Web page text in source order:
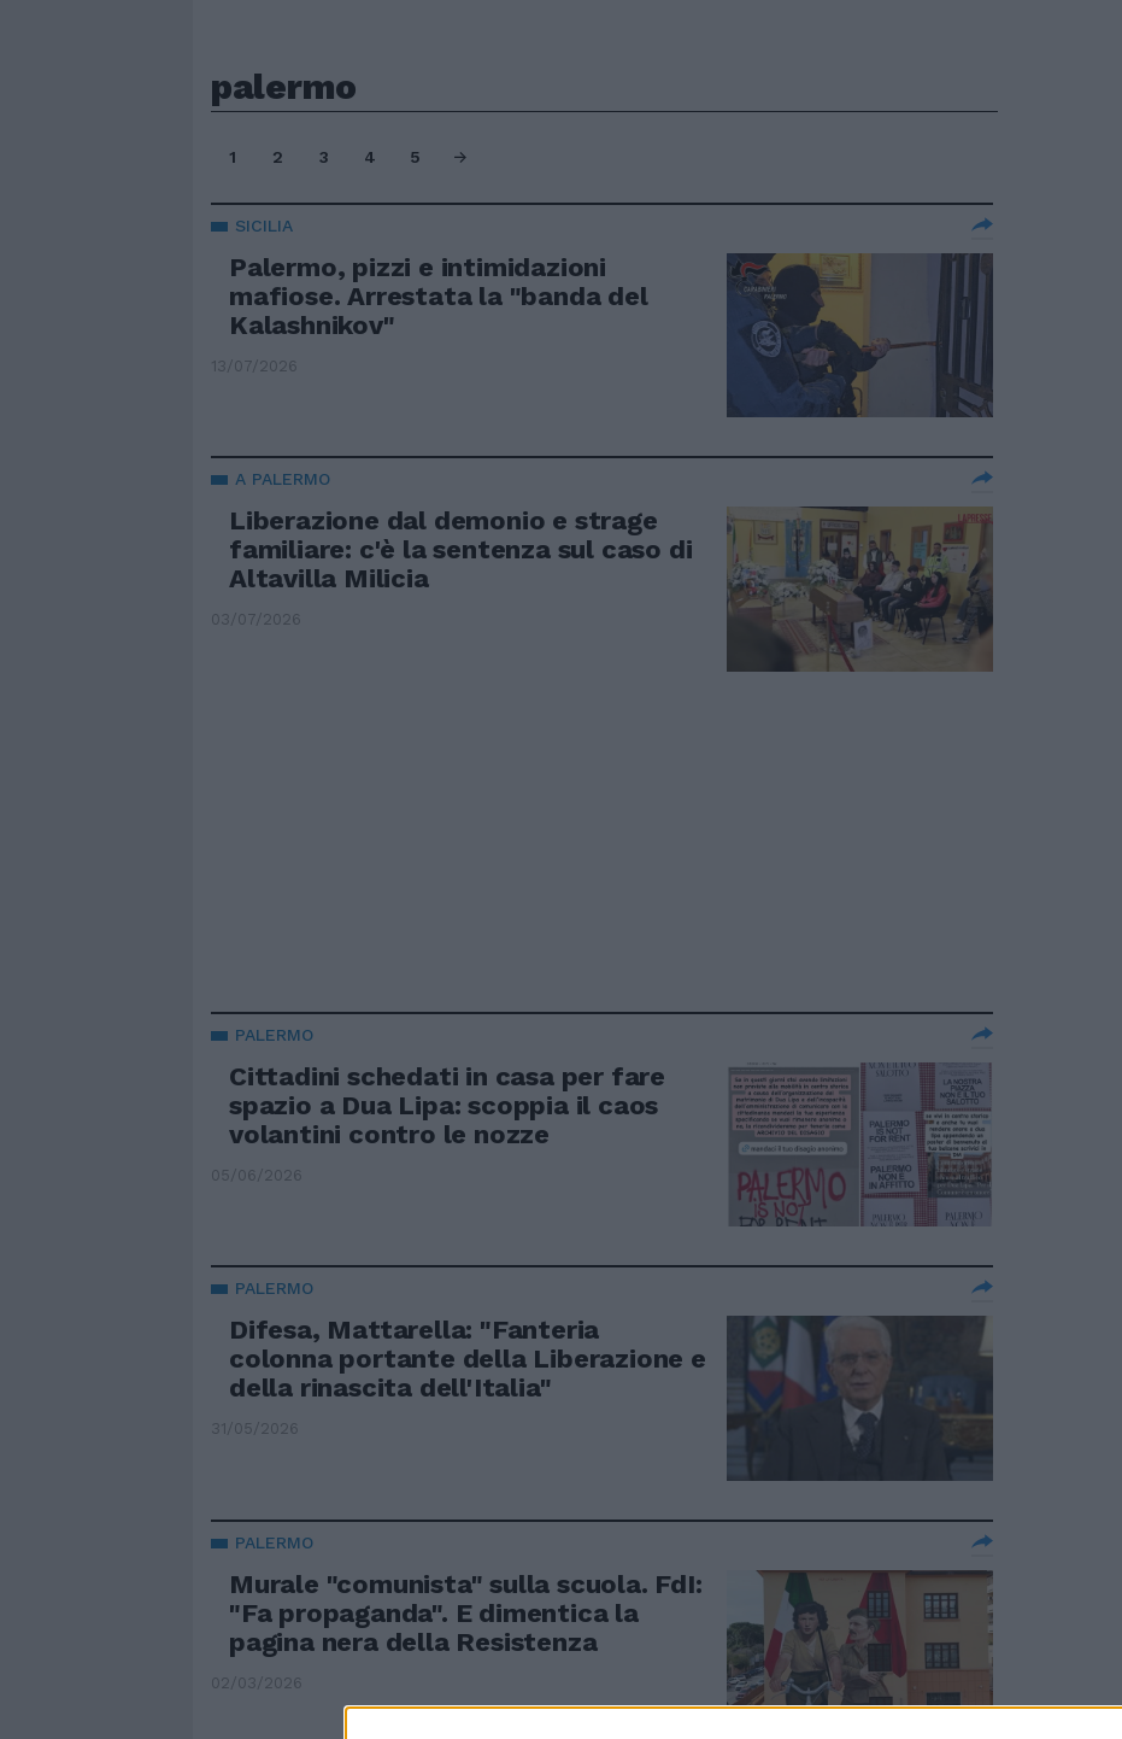
palermo
1 2 3 4 5
SICILIA
Palermo, pizzi e intimidazioni
mafiose. Arrestata la "banda del
Kalashnikov"
13/07/2026
A PALERMO
Liberazione dal demonio e strage
familiare: c'è la sentenza sul caso di
Altavilla Milicia
03/07/2026
PALERMO
Cittadini schedati in casa per fare
spazio a Dua Lipa: scoppia il caos
volantini contro le nozze
05/06/2026
PALERMO
Difesa, Mattarella: "Fanteria
colonna portante della Liberazione e
della rinascita dell'Italia"
31/05/2026
PALERMO
Murale "comunista" sulla scuola. FdI:
"Fa propaganda". E dimentica la
pagina nera della Resistenza
02/03/2026